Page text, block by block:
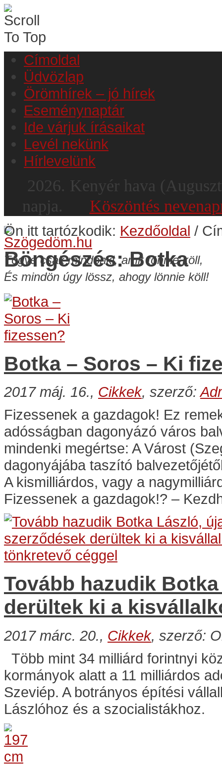
Címoldal
Üdvözlap
Örömhírek – jó hírek
Eseménynaptár
Ide várjuk írásaikat
Levél nekünk
Hírlevelünk
2026. Kenyér hava
napja. Köszöntés
Tögye csak mindönki, amit tönnie köll,
És mindön úgy lössz, ahogy lönnie köll!
Ön itt tartózkodik: Kezdőoldal /
Böngészés: Botka
Botka – Soros – Ki
2017 máj. 16., Cikkek, szerző:
Fizessenek a gazdagok! Ez
adósságban dagonyázó város
mindenki megértse: A Várost
dagonyájába taszító
A kismilliárdos, vagy a
Fizessenek a gazdagok!? –
Tovább hazudik
derültek ki a
2017 márc. 20., Cikkek, szerző:
Több mint 34 milliárd forintnyi
kormányok alatt a 11 milliárdos
Szeviép. A botrányos építési
Lászlóhoz és a szocialistákhoz.